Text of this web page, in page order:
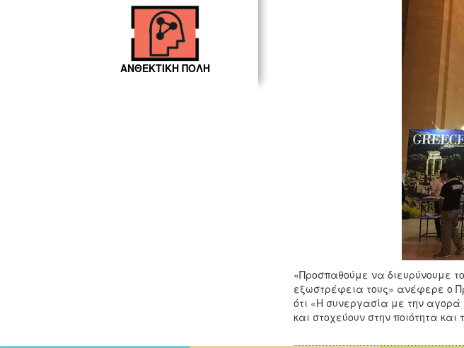
ΑΝΘΕΚΤΙΚΗ ΠΟΛΗ
«Προσπαθούμε να διευρύνουμε
εξωστρέφεια τους» ανέφερε ο
ότι «Η συνεργασία με την αγορά
και στοχεύουν στην ποιότητα και